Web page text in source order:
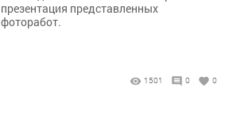
презентация представленных
фоторабот.
1501 0 0